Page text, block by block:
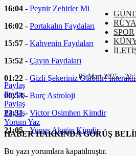
16:04 - Peynir Zehirler Mi
16:02 - Portakalın Faydaları
15:57 - Kahvenin Faydaları
15:52 - Çayın Faydaları
01:22 - Gizli Şekeriniz Olabilir!
00:53 - Burç Astroloji
22:31 - Victor Osimhen Kimdir
21:05 -Yunus Akgün Kimdir
SPOR
05 Mart 2025 -
Paylaş
Paylaş
Paylaş
Paylaş
Yorum Yaz
HABER HAKKINDA GÖRÜŞ
Bu yazı yorumlara kapatılmıştır.